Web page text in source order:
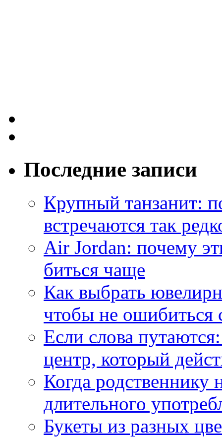
Последние записи
Крупный танзанит:
встречаются так
Air Jordan: почему
биться чаще
Как выбрать
чтобы не ошибиться
Если слова
центр, который
Когда
длительного
Букеты из разных